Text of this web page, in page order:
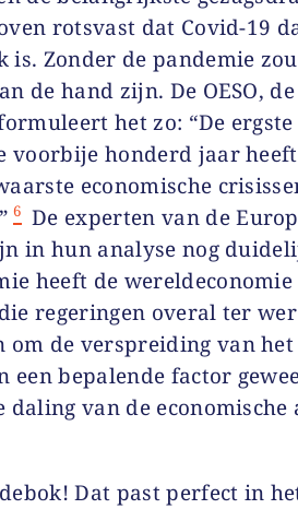
rotsvast dat Covid-19
Zonder de pandemie
de hand zijn. De OESO,
het zo: “De ergste
voorbije honderd jaar
economische
6 De experten van de
in hun analyse nog
heeft de
regeringen overal ter
om de verspreiding van
een bepalende factor
daling van de
Dat past perfect in